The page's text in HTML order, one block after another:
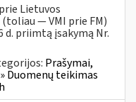
Lietuvos
— VMI prie FM)
d. priimtą įsakymą Nr.
Prašymai,
Duomenų teikimas